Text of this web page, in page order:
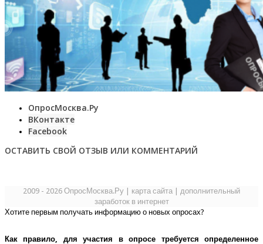
ОпросМосква.Ру
ВКонтакте
Facebook
ОСТАВИТЬ СВОЙ ОТЗЫВ ИЛИ КОММЕНТАРИЙ
2009 - 2026 ОпросМосква.Ру карта сайта
дополнительный
заработок в интернет
Хотите первым получать информацию о новых опросах?
Как правило, для участия в опросе требуется определенное